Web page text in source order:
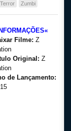
Terror Zumbi
Filme: Z
Original: Z
de Lançamento: